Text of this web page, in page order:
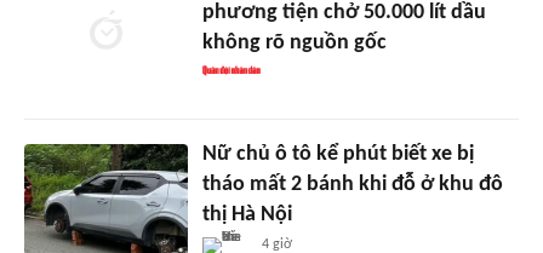
phương tiện chở 50.000 lít dầu
không rõ nguồn gốc
Nữ chủ ô tô kể phút biết xe bị
tháo mất 2 bánh khi đỗ ở khu đô
thị Hà Nội
4 giờ